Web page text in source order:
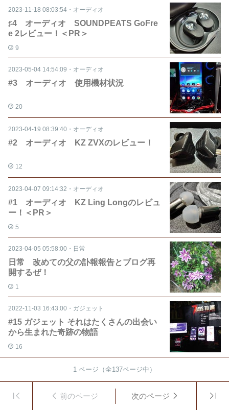
2023-11-18 08:03:54 ・ オーディオ
♯4 オーディオ SOUNDPEATS GoFre
e 2レビュー！＜PR＞
9
2023-05-04 14:54:09 ・ オーディオ
#3 オーディオ 使用機材状況
20
2023-04-19 08:39:40 ・ オーディオ
#2 オーディオ KZ ZVXのレビュー！
12
2023-04-07 09:14:32 ・ オーディオ
#1 オーディオ KZ Ling Longのレビュ
ー！＜PR＞
5
2023-04-05 05:58:00 ・ 日常
日常 改めての父の訃報報告とブログ再
開するぜ！
1
2022-11-03 16:43:00 ・ ガジェット
#15 ガジェット それはたくさんの出会い
から生まれた奇跡の物語
16
1 ページ（全137ページ中）
前のページ 次のページ